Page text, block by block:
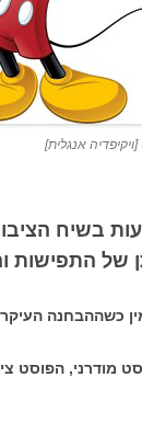
אנגלית]
בשיח
התפישות
כשההבחנה
מודרני, הפוסט